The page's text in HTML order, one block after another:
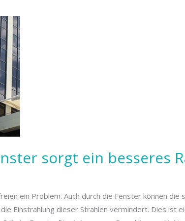
sorgt ein besseres
ein Problem. Auch durch die Fenster können die
Einstrahlung dieser Strahlen vermindert. Dies ist